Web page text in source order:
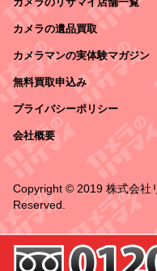
カメラの遺品買取
カメラマンの実体験マガジン
無料買取申込み
プライバシーポリシー
会社概要
Copyright © 2019 株式会社
Reserved.